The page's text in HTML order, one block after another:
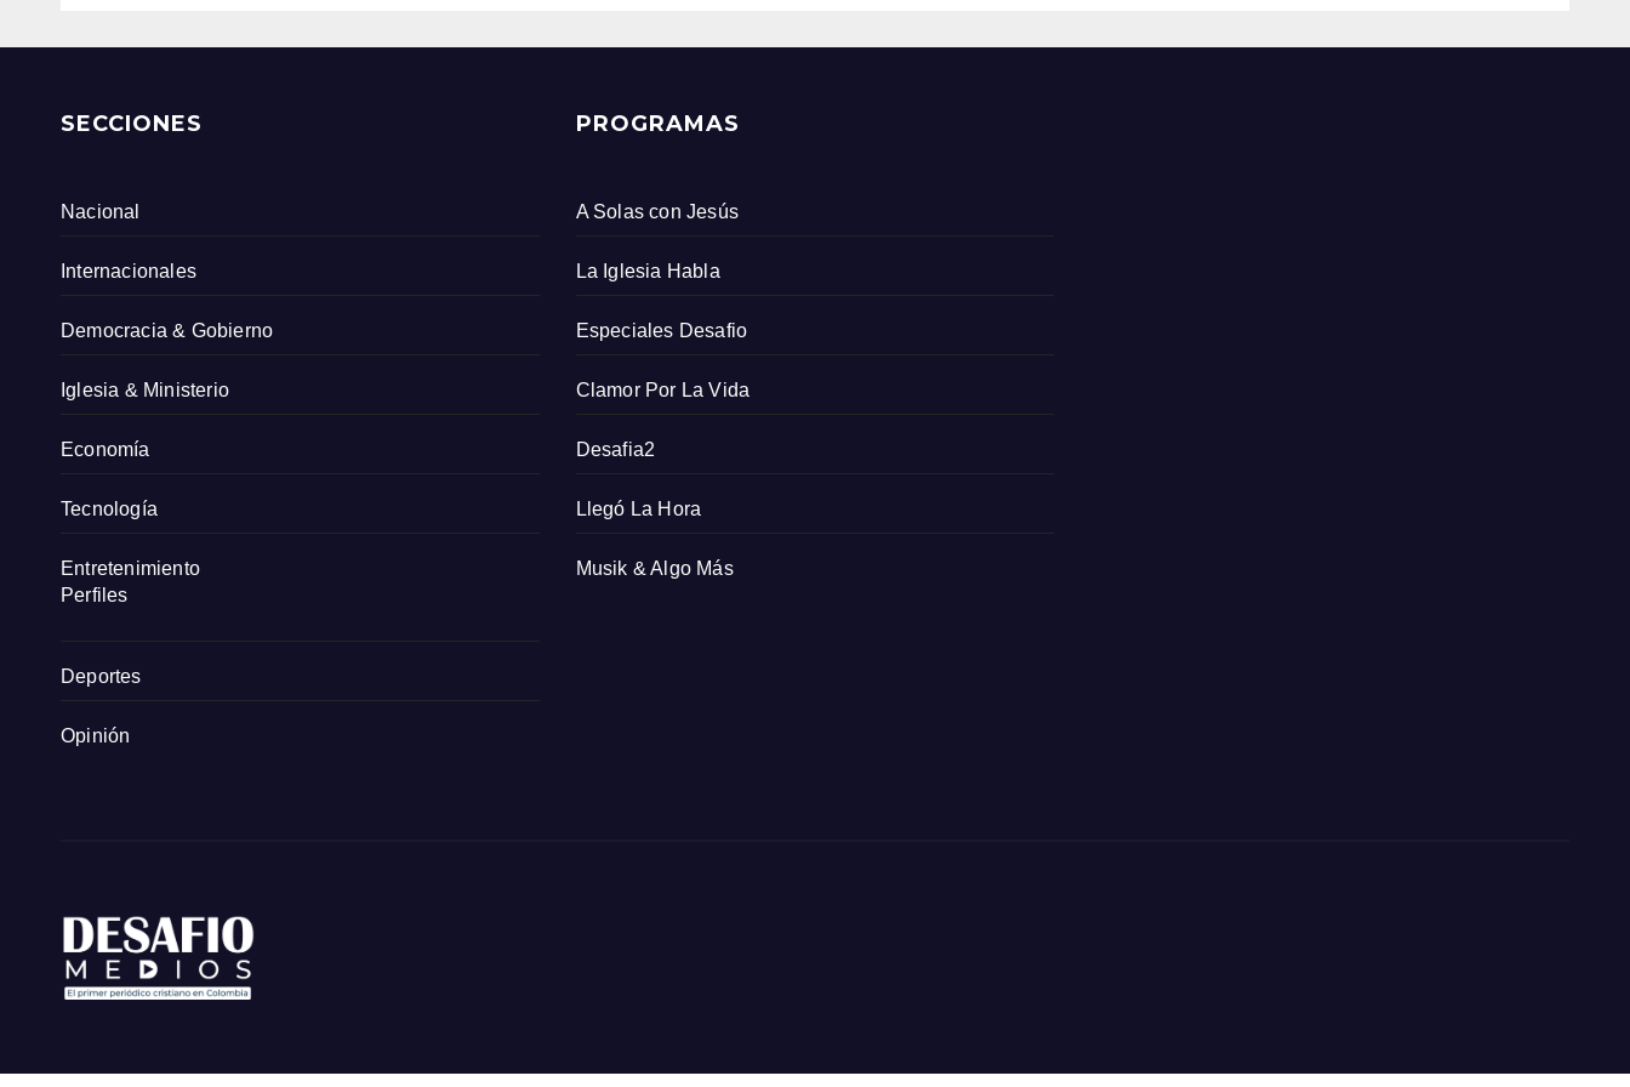
SECCIONES
Nacional
Internacionales
Democracia & Gobierno
Iglesia & Ministerio
Economía
Tecnología
Entretenimiento
Perfiles
Deportes
Opinión
PROGRAMAS
A Solas con Jesús
La Iglesia Habla
Especiales Desafio
Clamor Por La Vida
Desafia2
Llegó La Hora
Musik & Algo Más